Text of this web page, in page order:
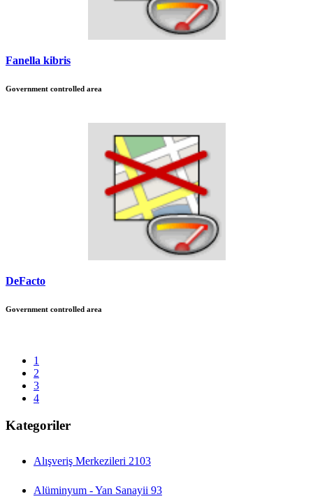
Fanella kibris
Government controlled area
DeFacto
Government controlled area
1
2
3
4
Kategoriler
Alışveriş Merkezileri 2103
Alüminyum - Yan Sanayii 93